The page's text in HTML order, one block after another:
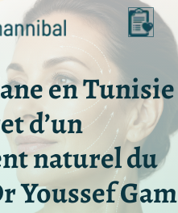
en Tunisie
d’un
naturel du
Youssef Gam